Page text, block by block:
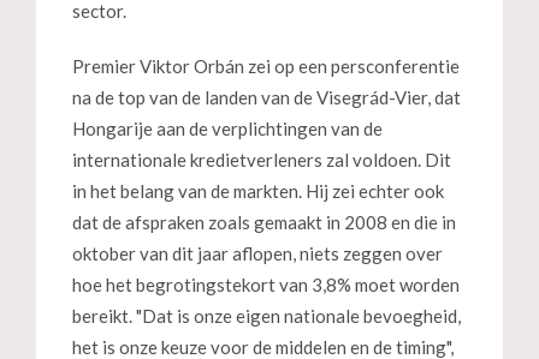
sector.
Premier Viktor Orbán zei op een persconferentie
na de top van de landen van de Visegrád-Vier, dat
Hongarije aan de verplichtingen van de
internationale kredietverleners zal voldoen. Dit
in het belang van de markten. Hij zei echter ook
dat de afspraken zoals gemaakt in 2008 en die in
oktober van dit jaar aflopen, niets zeggen over
hoe het begrotingstekort van 3,8% moet worden
bereikt. "Dat is onze eigen nationale bevoegheid,
het is onze keuze voor de middelen en de timing",